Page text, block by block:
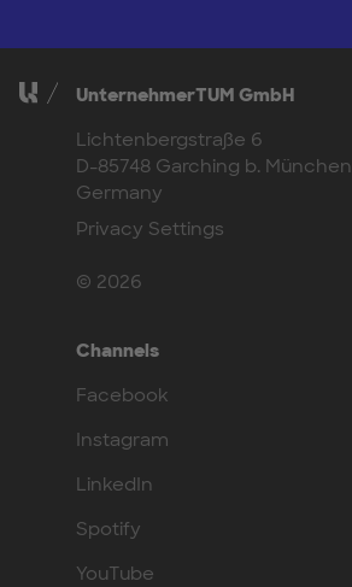
UnternehmerTUM GmbH
Lichtenbergstraße 6
D-85748 Garching b. München
Germany
Privacy Settings
© 2026
Channels
Facebook
Instagram
LinkedIn
Spotify
YouTube